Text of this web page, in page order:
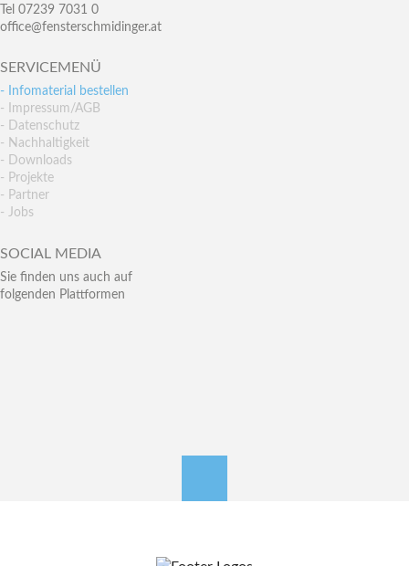
Tel 07239 7031 0
office@fensterschmidinger.at
SERVICEMENÜ
- Infomaterial bestellen
- Impressum/AGB
- Datenschutz
- Nachhaltigkeit
- Downloads
- Projekte
- Partner
- Jobs
SOCIAL MEDIA
Sie finden uns auch auf
folgenden Plattformen